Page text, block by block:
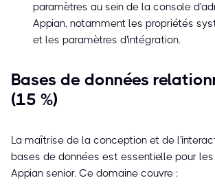
paramètres au sein de la console
Appian, notamment les propriétés
et les paramètres d'intégration.
Bases de données
(15 %)
La maîtrise de la conception et de
bases de données est essentielle pour
Appian senior. Ce domaine couvre :